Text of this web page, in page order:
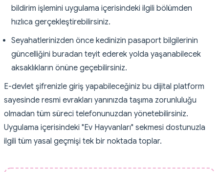
bildirim işlemini uygulama içerisindeki ilgili bölümden
hızlıca gerçekleştirebilirsiniz.
Seyahatlerinizden önce kedinizin pasaport bilgilerinin
güncelliğini buradan teyit ederek yolda yaşanabilecek
aksaklıkların önüne geçebilirsiniz.
E-devlet şifrenizle giriş yapabileceğiniz bu dijital platform
sayesinde resmi evrakları yanınızda taşıma zorunluluğu
olmadan tüm süreci telefonunuzdan yönetebilirsiniz.
Uygulama içerisindeki "Ev Hayvanları" sekmesi dostunuzla
ilgili tüm yasal geçmişi tek bir noktada toplar.